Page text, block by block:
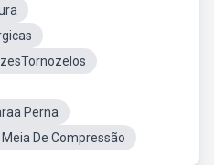
Perna
De Compressão